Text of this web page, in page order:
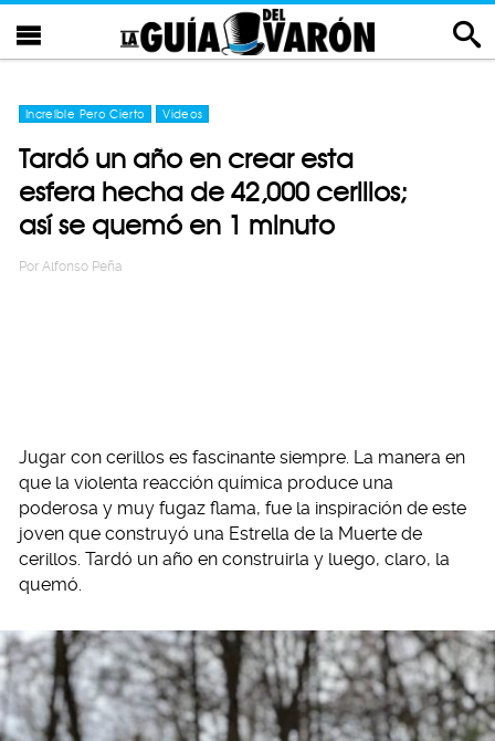
Increíble Pero Cierto Videos
Tardó un año en crear esta
esfera hecha de 42,000 cerillos;
así se quemó en 1 minuto
Por Alfonso Peña
Jugar con cerillos es fascinante siempre. La manera en
que la violenta reacción química produce una
poderosa y muy fugaz flama, fue la inspiración de este
joven que construyó una Estrella de la Muerte de
cerillos. Tardó un año en construirla y luego, claro, la
quemó.